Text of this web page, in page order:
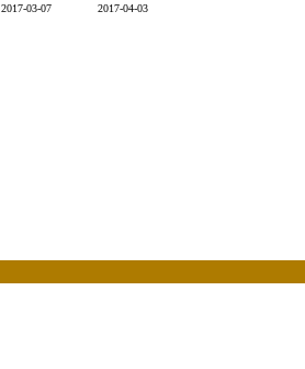
2017-03-07 2017-04-03